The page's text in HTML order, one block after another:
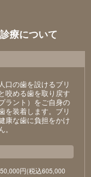
療について
口の歯を設けるブリ
咬める歯を取り戻す
ラント）をご自身の
を装着します。ブリ
康な歯に負担をかけ
円(税込605,000